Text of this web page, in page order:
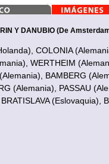
Y DANUBIO (De
COLONIA
WERTHEIM
BAMBERG
(Alemania), PASSAU
(Eslovaquia),